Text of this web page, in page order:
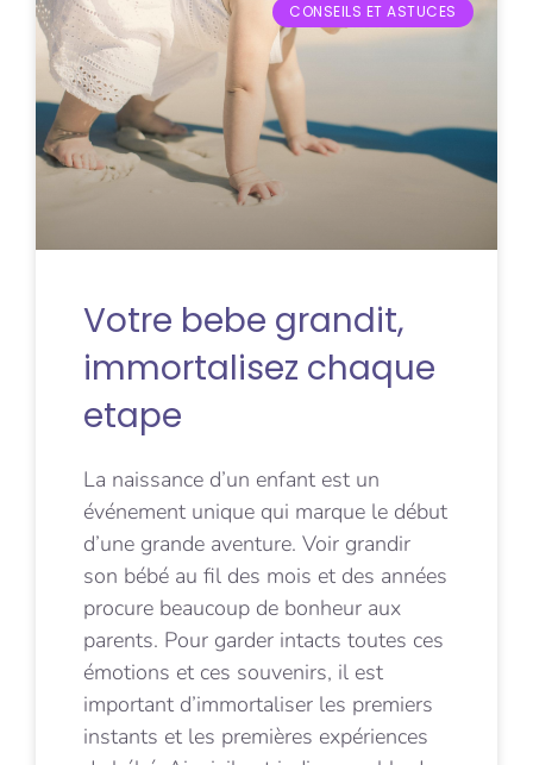
CONSEILS ET ASTUCES
Votre bebe grandit,
immortalisez chaque
etape
La naissance d’un enfant est un
événement unique qui marque le début
d’une grande aventure. Voir grandir
son bébé au fil des mois et des années
procure beaucoup de bonheur aux
parents. Pour garder intacts toutes ces
émotions et ces souvenirs, il est
important d’immortaliser les premiers
instants et les premières expériences